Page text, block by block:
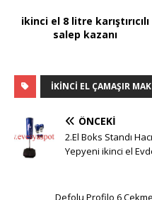
ikinci el 8 litre karıştırıcılı
salep kazanı
IKINCI EL ÇAMAŞIR
ÖNCEKI
2.El Boks Standı
Yepyeni ikinci el
Defolu Profilo 6